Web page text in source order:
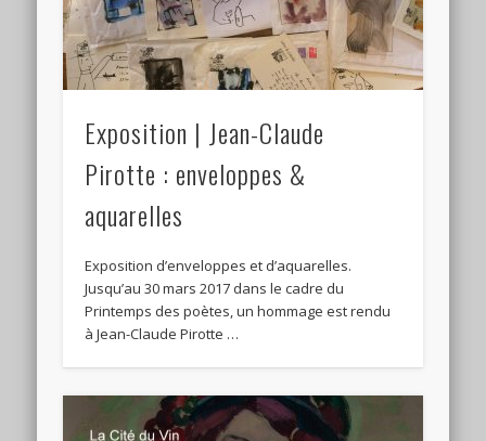
Exposition | Jean-Claude
Pirotte : enveloppes &
aquarelles
Exposition d’enveloppes et d’aquarelles.
Jusqu’au 30 mars 2017 dans le cadre du
Printemps des poètes, un hommage est rendu
à Jean-Claude Pirotte …